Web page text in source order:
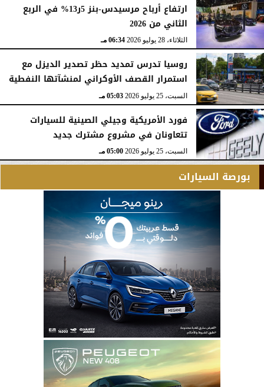
ارتفاع أرباح مرسيدس-بنز 5ر13% في الربع
الثاني من 2026
الثلاثاء، 28 يوليو 2026 06:34 مـ
روسيا تدرس تمديد حظر تصدير الديزل مع
استمرار القصف الأوكراني لمنشآتها النفطية
السبت، 25 يوليو 2026 05:03 مـ
فورد الأمريكية وجيلي الصينية للسيارات
تتعاونان في مشروع مشترك جديد
السبت، 25 يوليو 2026 05:00 مـ
بورصة السيارات